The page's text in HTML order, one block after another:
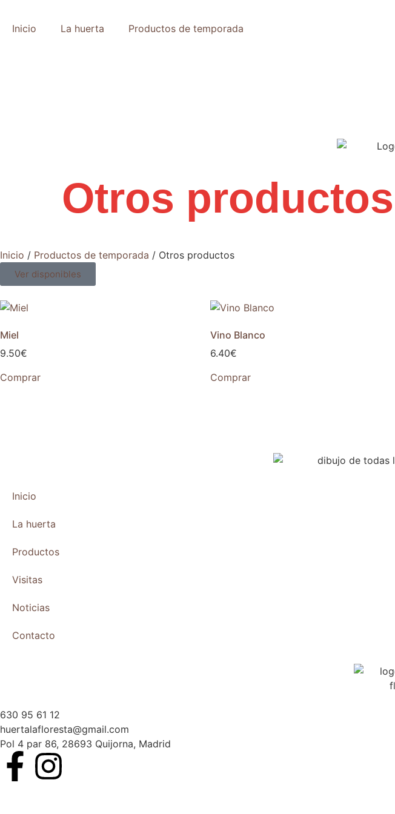
Inicio La huerta Productos de temporada
Otros productos
Inicio / Productos de temporada / Otros productos
Ver disponibles
Miel
9.50€
Comprar
Vino Blanco
6.40€
Comprar
Inicio
La huerta
Productos
Visitas
Noticias
Contacto
630 95 61 12
huertalafloresta@gmail.com
Pol 4 par 86, 28693 Quijorna, Madrid